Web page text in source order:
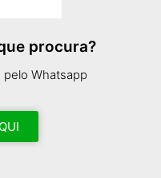
procura?
pelo Whatsapp